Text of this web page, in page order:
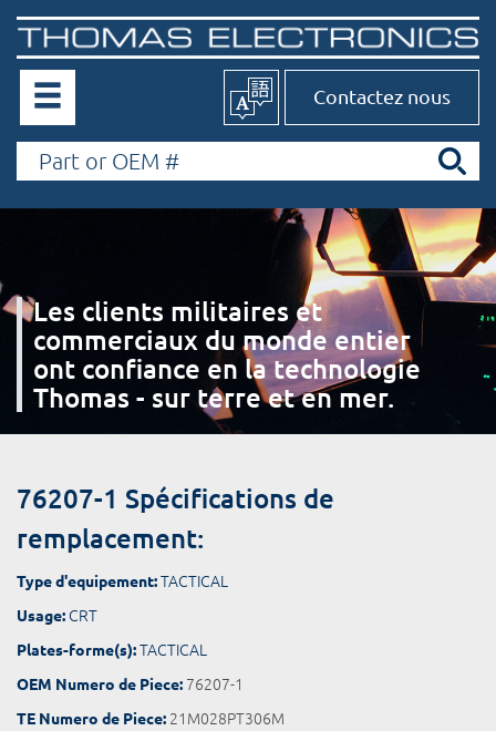
Contactez nous
Les clients militaires et
commerciaux du monde entier
ont confiance en la technologie
Thomas - sur terre et en mer.
76207-1 Spécifications de
remplacement:
Type d'equipement:TACTICAL
Usage: CRT
Plates-forme(s):TACTICAL
OEM Numero de Piece: 76207-1
TE Numero de Piece: 21M028PT306M